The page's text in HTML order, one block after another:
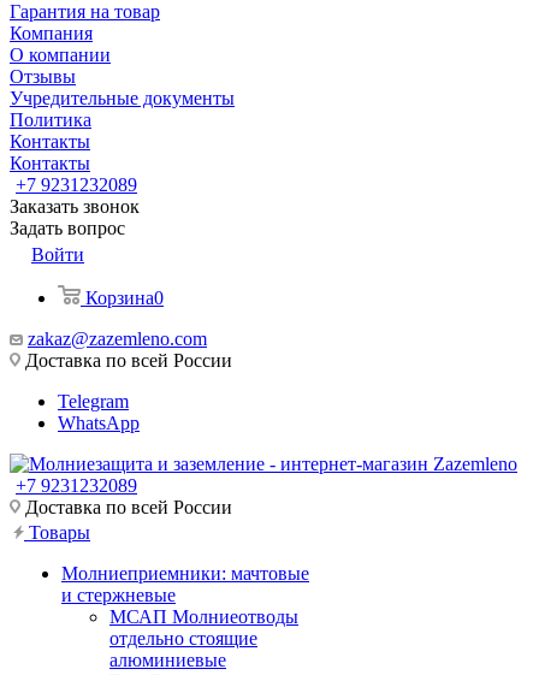
Гарантия на товар
Компания
О компании
Отзывы
Учредительные документы
Политика
Контакты
Контакты
+7 9231232089
Заказать звонок
Задать вопрос
Войти
Корзина0
zakaz@zazemleno.com
Доставка по всей России
Telegram
WhatsApp
+7 9231232089
Доставка по всей России
Товары
Молниеприемники: мачтовые
и стержневые
МСАП Молниеотводы
отдельно стоящие
алюминиевые